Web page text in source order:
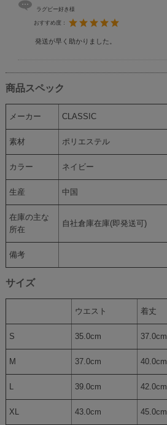
ラグビー好き様
おすすめ度：
発送が早く助かりました。
商品スペック
メーカー CLASSIC
素材 ポリエステル
カラー ネイビー
生産 中国
在庫の主な
所在
自社倉庫在庫(即発送可)
備考
サイズ
ウエスト 着丈
S 35.0cm 37.0cm
M 37.0cm 40.0cm
39.0cm 42.0cm
XL 43.0cm 45.0cm